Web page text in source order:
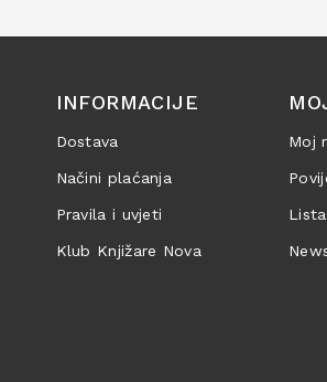
INFORMACIJE
Dostava
Načini plaćanja
Pravila i uvjeti
Klub Knjižare Nova
Moj